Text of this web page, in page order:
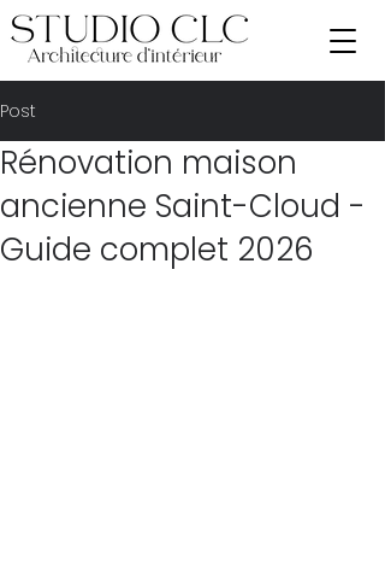
Post
Rénovation maison
ancienne Saint-Cloud -
Guide complet 2026